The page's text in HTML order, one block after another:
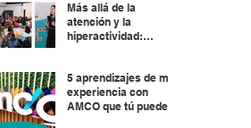
Más allá de la
atención y la
hiperactividad:
5 aprendizajes de mi
experiencia con
AMCO que tú puedes